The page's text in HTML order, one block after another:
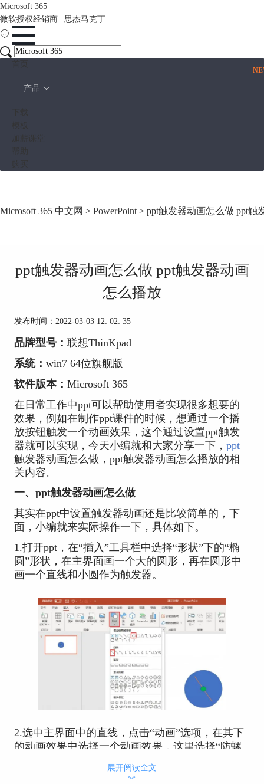
Microsoft 365
微软授权经销商 | 思杰马克丁
产品
Microsoft 365 中文网 > PowerPoint > ppt触发器动画怎么做 ppt触
ppt触发器动画怎么做 ppt触发器动画
怎么播放
发布时间：2022-03-03 12: 02: 35
品牌型号： 联想ThinKpad
系统： win7 64位旗舰版
软件版本： Microsoft 365
在日常工作中ppt可以帮助使用者实现很多想要的
效果，例如在制作ppt课件的时候，想通过一个播
放按钮触发一个动画效果，这个通过设置ppt触发
器就可以实现，今天小编就和大家分享一下， ppt
触发器动画怎么做，ppt触发器动画怎么播放的相
关内容。
一、ppt触发器动画怎么做
其实在ppt中设置触发器动画还是比较简单的，下
面，小编就来实际操作一下，具体如下。
1.打开ppt，在“插入”工具栏中选择“形状”下的“椭
圆”形状，在主界面画一个大的圆形，再在圆形中
画一个直线和小圆作为触发器。
2.选中主界面中的直线，点击“动画”选项，在其下
的动画效果中选择一个动画效果，这里选择“防螺
展开阅读全文
︾